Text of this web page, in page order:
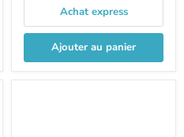
Achat express
Ajouter au panier